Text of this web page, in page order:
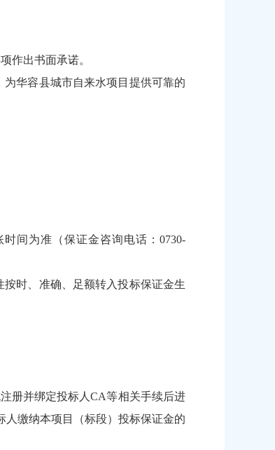
作出书面承诺。
华容县城市自来水项目提供可靠的
间为准（保证金咨询电话：0730-
时、准确、足额转入投标保证金生
册并绑定投标人CA等相关手续后进
人缴纳本项目（标段）投标保证金的